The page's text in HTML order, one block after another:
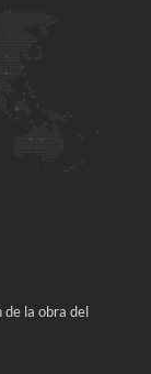
de la obra del